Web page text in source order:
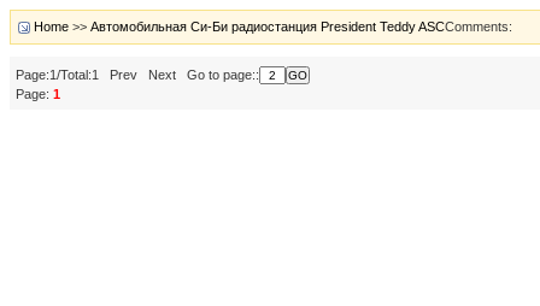
Home >> Автомобильная Си-Би радиостанция President Teddy ASCComments:
Page:1/Total:1 Prev Next Go to page::
Page: 1